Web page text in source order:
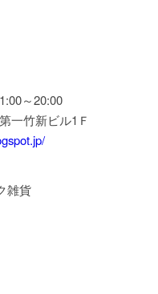
～20:00
一竹新ビル1Ｆ
雑貨